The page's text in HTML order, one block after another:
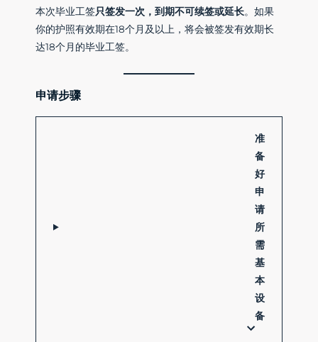
本次毕业工签只签发一次，到期不可续签或延长。如果
你的护照有效期在18个月及以上，将会被签发有效期长
达18个月的毕业工签。
申请步骤
准
备
好
申
请
所
需
基
本
设
备